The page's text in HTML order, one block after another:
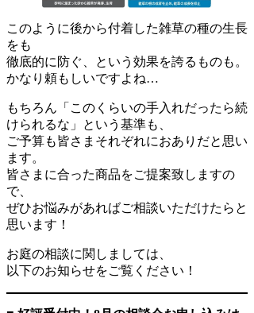
このように後から付着した雑草の種の生長
をも
徹底的に防ぐ、という効果を誇るものも。
かなり頼もしいですよね…
もちろん「このくらいの手入れだったら続
けられるな」という基準も、
ご予算も皆さまそれぞれにおありだと思い
ます。
皆さまに合った商品をご提案致しますの
で、
ぜひお悩みがあればご相談いただけたらと
思います！
お庭の相談に関しましては、
以下のお知らせをご覧ください！